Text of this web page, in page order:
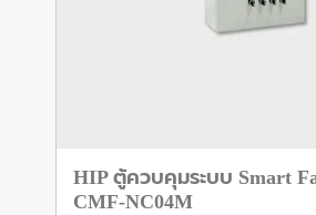
HIP ตู้ควบคุมระบบ Smart
CMF-NC04M